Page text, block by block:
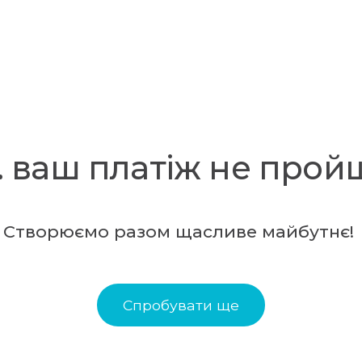
ваш платіж не
Створюємо разом щасливе майбутнє!
Спробувати ще